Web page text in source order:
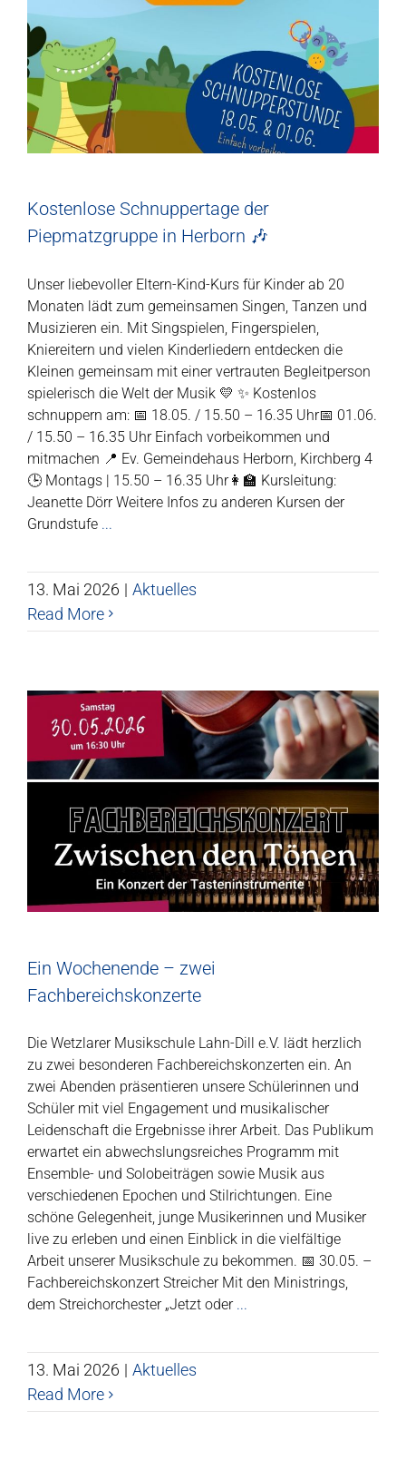
Kostenlose Schnuppertage der
Piepmatzgruppe in Herborn 🎶
Unser liebevoller Eltern-Kind-Kurs für Kinder ab 20
Monaten lädt zum gemeinsamen Singen, Tanzen und
Musizieren ein. Mit Singspielen, Fingerspielen,
Kniereitern und vielen Kinderliedern entdecken die
Kleinen gemeinsam mit einer vertrauten Begleitperson
spielerisch die Welt der Musik 💛 ✨ Kostenlos
schnuppern am: 📅 18.05. / 15.50 – 16.35 Uhr📅 01.06.
/ 15.50 – 16.35 Uhr Einfach vorbeikommen und
mitmachen 📍 Ev. Gemeindehaus Herborn, Kirchberg 4
🕒 Montags | 15.50 – 16.35 Uhr👩‍🏫 Kursleitung:
Jeanette Dörr Weitere Infos zu anderen Kursen der
Grundstufe ...
13. Mai 2026 | Aktuelles
Read More
Ein Wochenende – zwei
Fachbereichskonzerte
Die Wetzlarer Musikschule Lahn-Dill e.V. lädt herzlich
zu zwei besonderen Fachbereichskonzerten ein. An
zwei Abenden präsentieren unsere Schülerinnen und
Schüler mit viel Engagement und musikalischer
Leidenschaft die Ergebnisse ihrer Arbeit. Das Publikum
erwartet ein abwechslungsreiches Programm mit
Ensemble- und Solobeiträgen sowie Musik aus
verschiedenen Epochen und Stilrichtungen. Eine
schöne Gelegenheit, junge Musikerinnen und Musiker
live zu erleben und einen Einblick in die vielfältige
Arbeit unserer Musikschule zu bekommen. 📅 30.05. –
Fachbereichskonzert Streicher Mit den Ministrings,
dem Streichorchester „Jetzt oder ...
13. Mai 2026 | Aktuelles
Read More